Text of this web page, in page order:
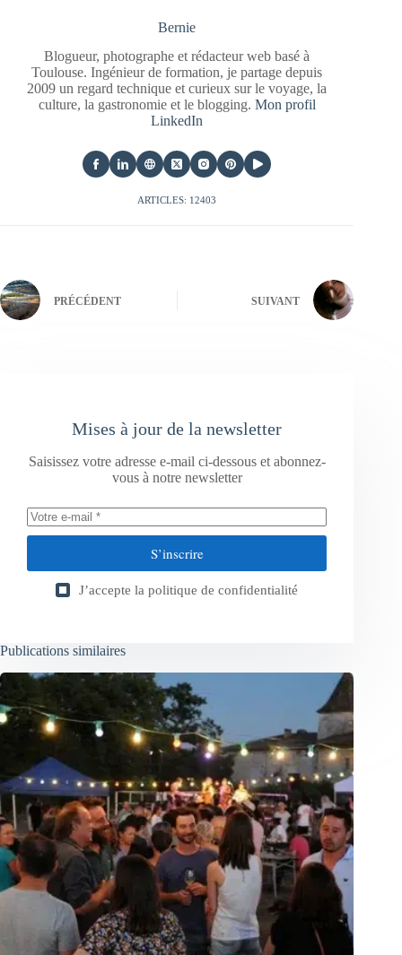
Bernie
Blogueur, photographe et rédacteur web basé à
Toulouse. Ingénieur de formation, je partage depuis
2009 un regard technique et curieux sur le voyage, la
culture, la gastronomie et le blogging. Mon profil
LinkedIn
ARTICLES: 12403
PRÉCÉDENT SUIVANT
Mises à jour de la newsletter
Saisissez votre adresse e-mail ci-dessous et abonnez-
vous à notre newsletter
S’inscrire
J’accepte la politique de confidentialité
Publications similaires